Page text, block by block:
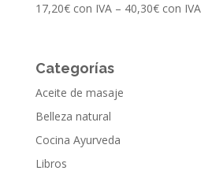
17,20€ con IVA– 40,30€ con IVA
Categorías
Aceite de masaje
Belleza natural
Cocina Ayurveda
Libros